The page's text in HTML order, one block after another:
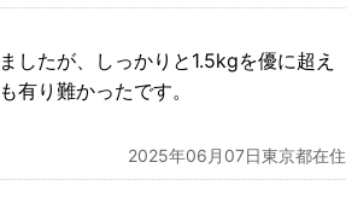
したが、しっかりと1.5kgを優に超え
有り難かったです。
2025年06月07日東京都在住